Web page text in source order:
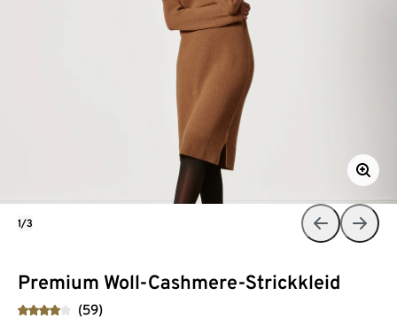
Premium Woll-Cashmere-Strickkleid
(59)
1/3